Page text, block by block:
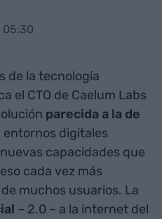
05:30
de la tecnología
el CTO de Caelum Labs
parecida a la de
entornos digitales
capacidades que
cada vez más
muchos usuarios. La
– 2.0 – a la internet del